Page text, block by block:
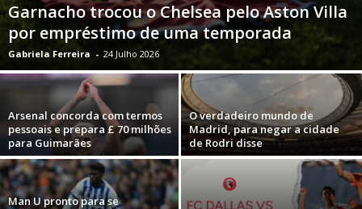
Garnacho trocou o Chelsea pelo Aston Villa
por empréstimo de uma temporada
Gabriela Ferreira - 24 Julho 2026
Arsenal concorda com termos
pessoais e prepara £ 70 milhões
para Guimarães
O verdadeiro mundo de
Madrid, para negar a cidade
de Rodri disse
Man U pronto para se